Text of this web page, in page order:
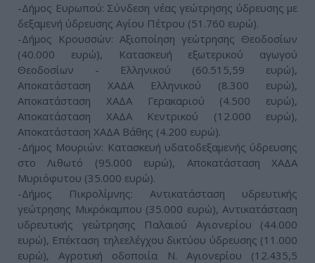
-Δήμος Ευρωπού: Σύνδεση νέας γεώτρησης ύδρευσης με
δεξαμενή ύδρευσης Αγίου Πέτρου (51.760 ευρώ).
-Δήμος Κρουσσών: Αξιοποίηση γεώτρησης Θεοδοσίων
(40.000 ευρώ), Κατασκευή εξωτερικού αγωγού
Θεοδοσίων - Ελληνικού (60.515,59 ευρώ),
Αποκατάσταση ΧΑΔΑ Ελληνικού (8.300 ευρώ),
Αποκατάσταση ΧΑΔΑ Γερακαριού (4.500 ευρώ),
Αποκατάσταση ΧΑΔΑ Κεντρικού (12.000 ευρώ),
Αποκατάσταση ΧΑΔΑ Βάθης (4.200 ευρώ).
-Δήμος Μουριών: Κατασκευή υδατοδεξαμενής ύδρευσης
στο Λιθωτό (95.000 ευρώ), Αποκατάσταση ΧΑΔΑ
Μυριόφυτου (35.000 ευρώ).
-Δήμος Πικρολίμνης: Αντικατάσταση υδρευτικής
γεώτρησης Μικρόκαμπου (35.000 ευρώ), Αντικατάσταση
υδρευτικής γεώτρησης Παλαιού Αγιονερίου (44.000
ευρώ), Επέκταση τηλεελέγχου δικτύου ύδρευσης (11.000
ευρώ), Αγροτική οδοποιία Ν. Αγιονερίου (12.435,5